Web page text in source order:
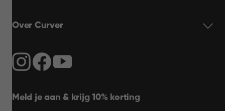
Over Curver
Meld je aan & krijg 10% korting